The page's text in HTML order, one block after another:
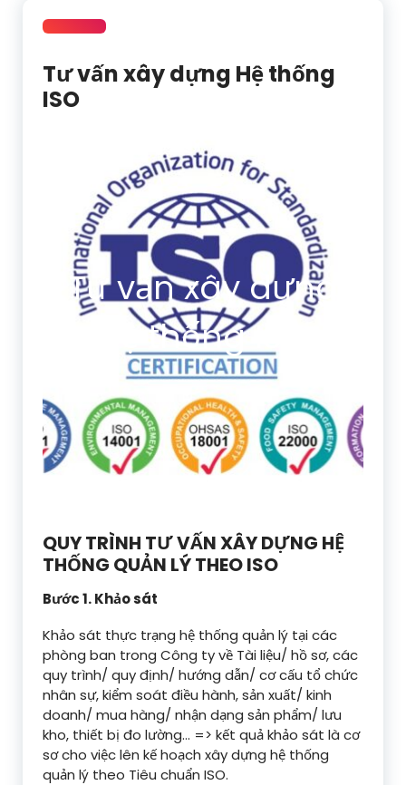
Tư vấn xây dựng Hệ thống
ISO
Tư vấn xây dựng
Hệ thống ISO
QUY TRÌNH TƯ VẤN XÂY DỰNG HỆ
THỐNG QUẢN LÝ THEO ISO
Bước 1. Khảo sát
Khảo sát thực trạng hệ thống quản lý tại các
phòng ban trong Công ty về Tài liệu/ hồ sơ, các
quy trình/ quy định/ hướng dẫn/ cơ cấu tổ chức
nhân sự, kiểm soát điều hành, sản xuất/ kinh
doanh/ mua hàng/ nhận dạng sản phẩm/ lưu
kho, thiết bị đo lường… => kết quả khảo sát là cơ
sơ cho việc lên kế hoạch xây dựng hệ thống
quản lý theo Tiêu chuẩn ISO.